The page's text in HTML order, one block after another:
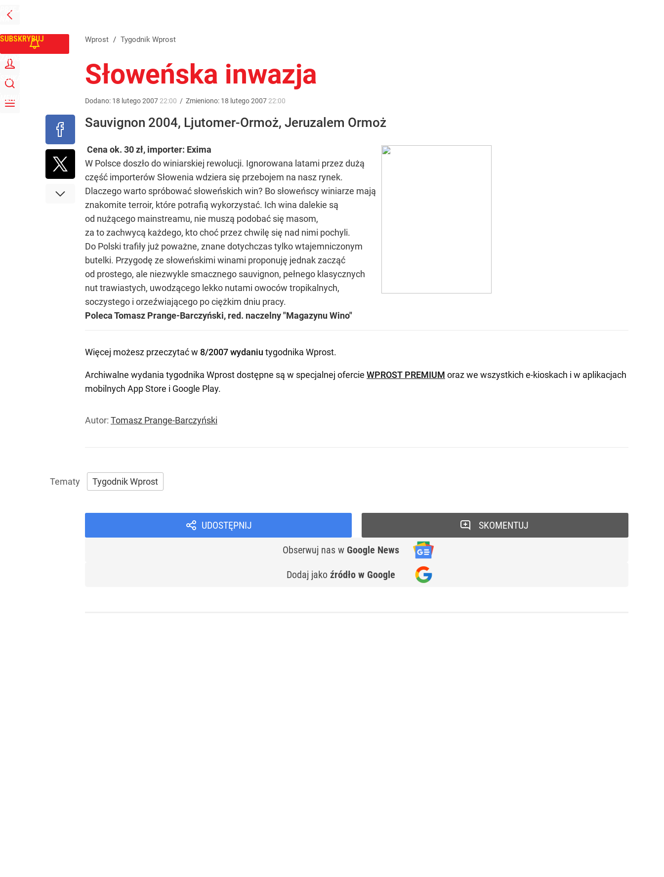
PRZEJDŹ
NA
GŁÓWNĄ
SUBSKRYBUJ
ZALOGUJ
SZUKAJ
MENU
Wprost / Tygodnik Wprost
Słoweńska inwazja
Dodano: 18 lutego2007 22:00 / Zmieniono: 18 lutego2007 22:00
Sauvignon 2004, Ljutomer-Ormoż, Jeruzalem Ormoż
Cena ok. 30 zł, importer: Exima
W Polsce doszło do winiarskiej rewolucji. Ignorowana latami przez dużą
część importerów Słowenia wdziera się przebojem na nasz rynek.
Dlaczego warto spróbować słoweńskich win? Bo słoweńscy winiarze mają
znakomite terroir, które potrafią wykorzystać. Ich wina dalekie są
od nużącego mainstreamu, nie muszą podobać się masom,
za to zachwycą każdego, kto choć przez chwilę się nad nimi pochyli.
Do Polski trafiły już poważne, znane dotychczas tylko wtajemniczonym
butelki. Przygodę ze słoweńskimi winami proponuję jednak zacząć
od prostego, ale niezwykle smacznego sauvignon, pełnego klasycznych
nut trawiastych, uwodzącego lekko nutami owoców tropikalnych,
soczystego i orzeźwiającego po ciężkim dniu pracy.
Poleca Tomasz Prange-Barczyński, red. naczelny "Magazynu Wino"
Więcej możesz przeczytać w 8/2007 wydaniu tygodnika Wprost.
Archiwalne wydania tygodnika Wprost dostępne są w specjalnej ofercie WPROST PREMIUM oraz we wszystkich e-kioskach i w aplikacjach
mobilnych App Store i Google Play.
Autor: Tomasz Prange-Barczyński
Tygodnik Wprost
UDOSTĘPNIJ
Obserwuj nas w Google News
Dodaj jako źródło w Google
SKOMENTUJ